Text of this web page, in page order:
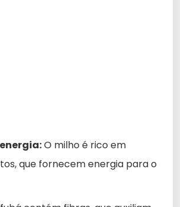
O milho é rico em
que fornecem energia para o